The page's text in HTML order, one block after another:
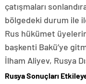
çatışmaları
bölgedeki durum ile
Rus hükümet
başkenti Bakü’ye
İlham Aliyev, Rusya
Rusya Sonuçları